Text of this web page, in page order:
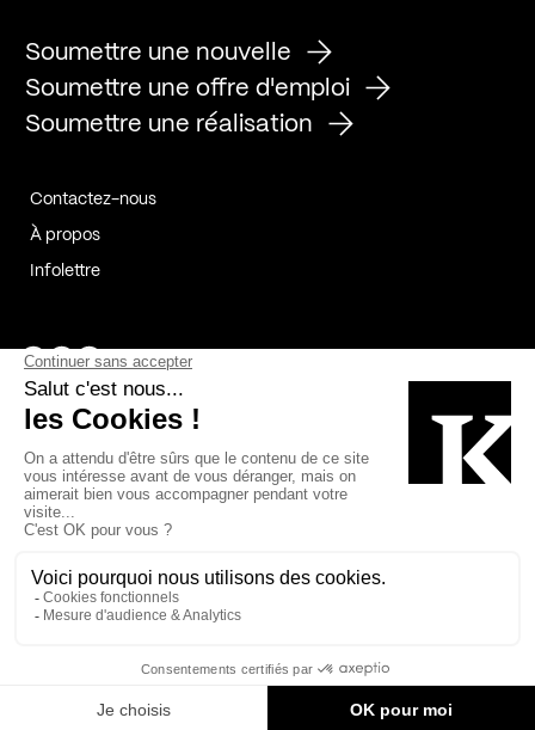
Soumettre une nouvelle
Soumettre une offre d'emploi
Soumettre une réalisation
Contactez-nous
À propos
Infolettre
Page Facebook de Kollectif
Page Instagram de Kollectif
Page Linkedin de Kollectif
Bâtiment-Durable-Québec-1
Esquisses-1
MP-1 v2com-1
Cookies